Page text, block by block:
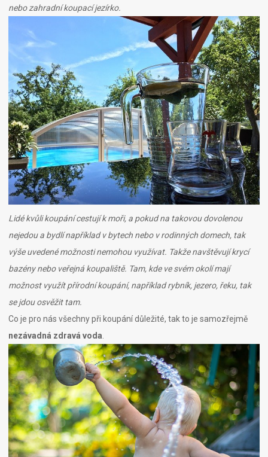
nebo zahradní koupací jezírko.
Lidé kvůli koupání cestují k moři, a pokud na takovou dovolenou
nejedou a bydlí například v bytech nebo v rodinných domech, tak
výše uvedené možnosti nemohou využívat. Takže navštěvují krycí
bazény nebo veřejná koupaliště. Tam, kde ve svém okolí mají
možnost využít přírodní koupání, například rybník, jezero, řeku, tak
se jdou osvěžit tam.
Co je pro nás všechny při koupání důležité, tak to je samozřejmě
nezávadná zdravá voda